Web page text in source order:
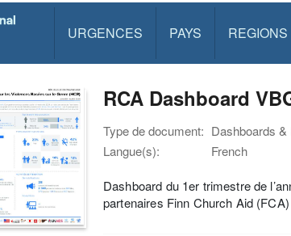
URGENCES PAYS REGIONS
RCA Dashboard
Type de document: Dashboards &
Langue(s):
French
Dashboard du 1er trimestre de
partenaires Finn Church Aid